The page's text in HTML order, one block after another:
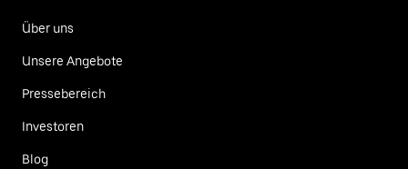
Über uns
Unsere Angebote
Pressebereich
Investoren
Blog